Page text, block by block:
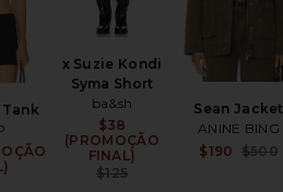
Sale price:
Previous price:
x Suzie Kondi
Syma Short
ba&sh
Sale price:
$38
(PROMOÇÃO
FINAL)
$125
Sean Jacket
ANINE BING
$190 $500